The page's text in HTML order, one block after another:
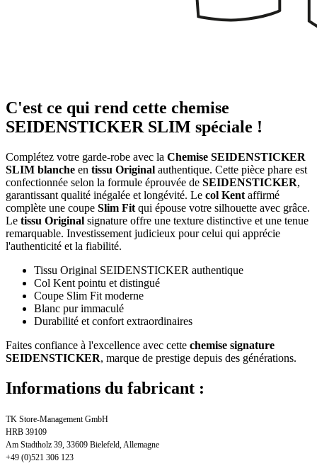
C'est ce qui rend cette chemise
SEIDENSTICKER SLIM spéciale !
Complétez votre garde-robe avec la Chemise SEIDENSTICKER
SLIM blanche en tissu Original authentique. Cette pièce phare est
confectionnée selon la formule éprouvée de SEIDENSTICKER,
garantissant qualité inégalée et longévité. Le col Kent affirmé
complète une coupe Slim Fit qui épouse votre silhouette avec grâce.
Le tissu Original signature offre une texture distinctive et une tenue
remarquable. Investissement judicieux pour celui qui apprécie
l'authenticité et la fiabilité.
Tissu Original SEIDENSTICKER authentique
Col Kent pointu et distingué
Coupe Slim Fit moderne
Blanc pur immaculé
Durabilité et confort extraordinaires
Faites confiance à l'excellence avec cette chemise signature
SEIDENSTICKER, marque de prestige depuis des générations.
Informations du fabricant :
TK Store-Management GmbH
HRB 39109
Am Stadtholz 39, 33609 Bielefeld, Allemagne
+49 (0)521 306 123